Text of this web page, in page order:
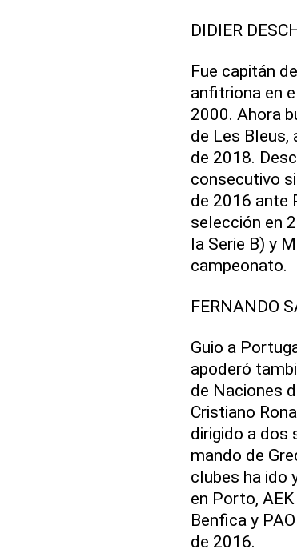
DIDIER
Fue capitán
anfitriona en
2000. Ahora
de Les Bleus,
de 2018.
consecutivo
de 2016 ante
selección en
la Serie B) y
campeonato.
FERNANDO
Guio a
apoderó
de Naciones
Cristiano
dirigido a dos
mando de
clubes ha ido
en Porto,
Benfica y
de 2016.